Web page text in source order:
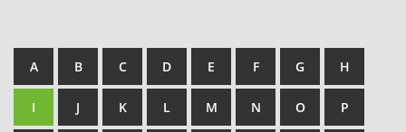
A B C D E F G H
I J K L M N O P